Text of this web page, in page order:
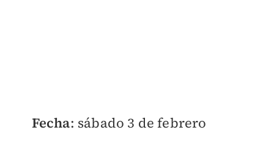
Fecha: sábado 3 de febrero